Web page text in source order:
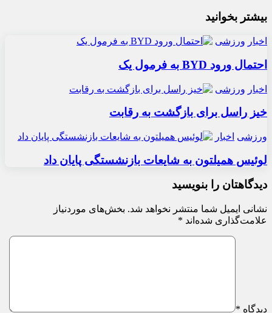
بیشتر بخوانید
اخبار ورزشی
احتمال ورود BYD به فرمول یک
اخبار ورزشی
خیز راسل برای بازگشت به رقابت
ورزشی اخبار
لوئیس همیلتون به شایعات بازنشستگی پایان داد
دیدگاهتان را بنویسید
نشانی ایمیل شما منتشر نخواهد شد. بخش‌های موردنیاز
علامت‌گذاری شده‌اند *
دیدگاه *